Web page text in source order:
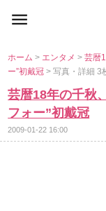
ホーム> エンタメ>芸暦
ー”初戴冠> 写真・詳細 3
芸暦18年の千秋
フォー”初戴冠
2009-01-22 16:00